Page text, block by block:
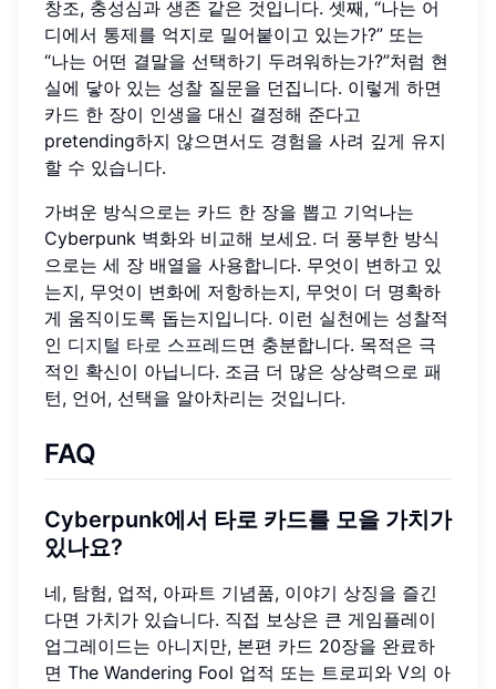
창조, 충성심과 생존 같은 것입니다. 셋째, “나는 어
디에서 통제를 억지로 밀어붙이고 있는가?” 또는
“나는 어떤 결말을 선택하기 두려워하는가?”처럼 현
실에 닿아 있는 성찰 질문을 던집니다. 이렇게 하면
카드 한 장이 인생을 대신 결정해 준다고
pretending하지 않으면서도 경험을 사려 깊게 유지
할 수 있습니다.
가벼운 방식으로는 카드 한 장을 뽑고 기억나는
Cyberpunk 벽화와 비교해 보세요. 더 풍부한 방식
으로는 세 장 배열을 사용합니다. 무엇이 변하고 있
는지, 무엇이 변화에 저항하는지, 무엇이 더 명확하
게 움직이도록 돕는지입니다. 이런 실천에는 성찰적
인 디지털 타로 스프레드 면 충분합니다. 목적은 극
적인 확신이 아닙니다. 조금 더 많은 상상력으로 패
턴, 언어, 선택을 알아차리는 것입니다.
FAQ
Cyberpunk에서 타로 카드를 모을 가치가
있나요?
네, 탐험, 업적, 아파트 기념품, 이야기 상징을 즐긴
다면 가치가 있습니다. 직접 보상은 큰 게임플레이
업그레이드는 아니지만, 본편 카드 20장을 완료하
면 The Wandering Fool 업적 또는 트로피와 V의 아